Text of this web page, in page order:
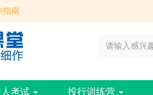
指南
、苹果版）下载链接
指南
考试 投行训练营